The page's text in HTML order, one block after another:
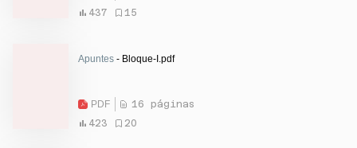
437
15
Apuntes - Bloque-I.pdf
PDF
16 páginas
423
20